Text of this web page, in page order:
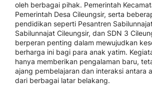
oleh berbagai pihak. Pemerintah
Pemerintah Desa Cileungsir, serta
pendidikan seperti Pesantren
Sabilunnajat Cileungsir, dan SDN 3
berperan penting dalam mewujudkan
berharga ini bagi para anak yatim.
hanya memberikan pengalaman baru,
ajang pembelajaran dan interaksi antara
dari berbagai latar belakang.